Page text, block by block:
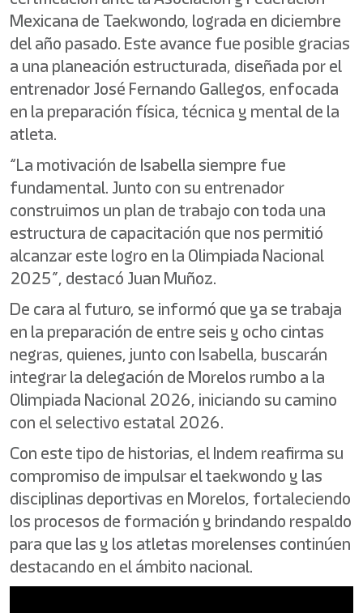
Mexicana de Taekwondo, lograda en diciembre
del año pasado. Este avance fue posible gracias
a una planeación estructurada, diseñada por el
entrenador José Fernando Gallegos, enfocada
en la preparación física, técnica y mental de la
atleta.
“La motivación de Isabella siempre fue
fundamental. Junto con su entrenador
construimos un plan de trabajo con toda una
estructura de capacitación que nos permitió
alcanzar este logro en la Olimpiada Nacional
2025”, destacó Juan Muñoz.
De cara al futuro, se informó que ya se trabaja
en la preparación de entre seis y ocho cintas
negras, quienes, junto con Isabella, buscarán
integrar la delegación de Morelos rumbo a la
Olimpiada Nacional 2026, iniciando su camino
con el selectivo estatal 2026.
Con este tipo de historias, el Indem reafirma su
compromiso de impulsar el taekwondo y las
disciplinas deportivas en Morelos, fortaleciendo
los procesos de formación y brindando respaldo
para que las y los atletas morelenses continúen
destacando en el ámbito nacional.